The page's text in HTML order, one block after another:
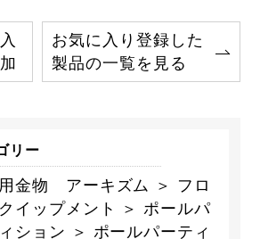
お気に入り登録した
製品の一覧を見る
リー
金物 アーキズム ＞ フロ
イップメント ＞ ポールパ
ション ＞ ポールパーティ